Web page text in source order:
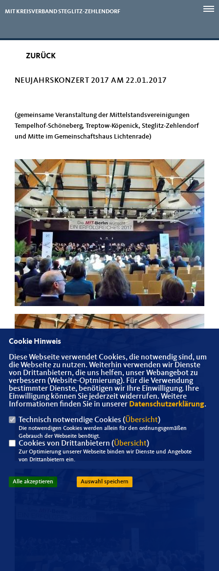
MIT KREISVERBAND STEGLITZ-ZEHLENDORF
ZURÜCK
NEUJAHRSKONZERT 2017 AM 22.01.2017
(gemeinsame Veranstaltung der Mittelstandsvereinigungen
Tempelhof-Schöneberg, Treptow-Köpenick, Steglitz-Zehlendorf
und Mitte im Gemeinschaftshaus Lichtenrade)
Cookie Hinweis
Diese Webseite verwendet Cookies, die notwendig sind, um
die Webseite zu nutzen. Weiterhin verwenden wir Dienste
von Drittanbietern, die uns helfen, unser Webangebot zu
verbessern (Website-Optmierung). Für die Verwendung
bestimmter Dienste, benötigen wir Ihre Einwilligung. Ihre
Einwilligung können Sie jederzeit widerrufen. Weitere
Informationen finden Sie in unserer Datenschutzerklärung.
Technisch notwendige Cookies (Übersicht)
Die notwendigen Cookies werden allein für den ordnungsgemäßen
Gebrauch der Webseite benötigt.
Cookies von Drittanbietern (Übersicht)
Zur Optimierung unserer Webseite binden wir Dienste und Angebote
von Drittanbietern ein.
Alle akzeptieren Auswahl speichern